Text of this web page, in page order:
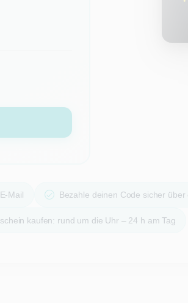
Mail Bezahle deinen Code sicher
kaufen: rund um die Uhr – 24 h am Tag